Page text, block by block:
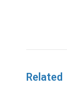
Related